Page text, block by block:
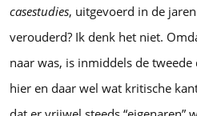
casestudies, uitgevoerd in de
verouderd? Ik denk het niet.
naar was, is inmiddels de
hier en daar wel wat kritische